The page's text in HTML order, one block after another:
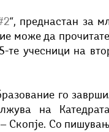
“, преднастан за
може да
учесници на
го
на
Скопје. Со